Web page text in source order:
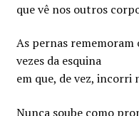
que vê nos outros
As pernas
vezes da esquina
em que, de vez, incorri
Nunca soube como